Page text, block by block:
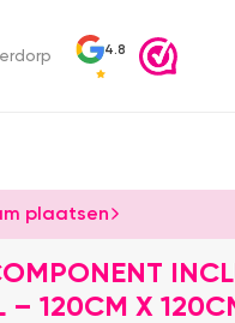
4.8
plaatsen
– 120CM X